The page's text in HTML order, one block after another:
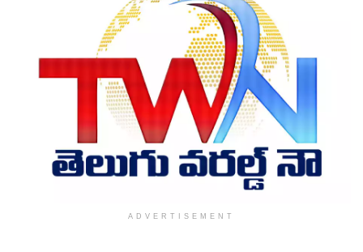
ADVERTISEMENT